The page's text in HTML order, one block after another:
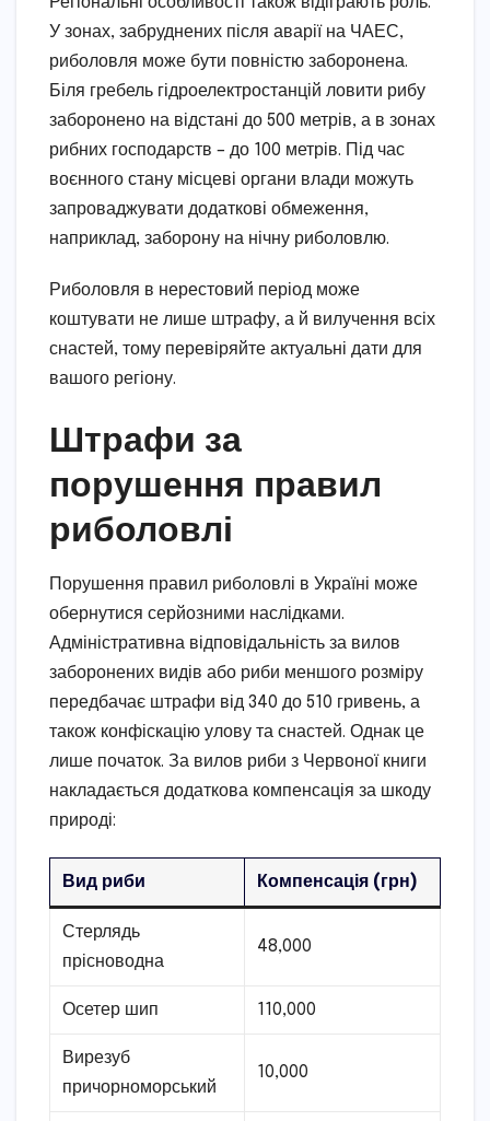
У зонах, забруднених після аварії на ЧАЕС,
риболовля може бути повністю заборонена.
Біля гребель гідроелектростанцій ловити рибу
заборонено на відстані до 500 метрів, а в зонах
рибних господарств – до 100 метрів. Під час
воєнного стану місцеві органи влади можуть
запроваджувати додаткові обмеження,
наприклад, заборону на нічну риболовлю.
Риболовля в нерестовий період може
коштувати не лише штрафу, а й вилучення всіх
снастей, тому перевіряйте актуальні дати для
вашого регіону.
Штрафи за
порушення правил
риболовлі
Порушення правил риболовлі в Україні може
обернутися серйозними наслідками.
Адміністративна відповідальність за вилов
заборонених видів або риби меншого розміру
передбачає штрафи від 340 до 510 гривень, а
також конфіскацію улову та снастей. Однак це
лише початок. За вилов риби з Червоної книги
накладається додаткова компенсація за шкоду
природі:
Вид риби Компенсація (грн)
Стерлядь
прісноводна
48,000
Осетер шип 110,000
Вирезуб
причорноморський
10,000